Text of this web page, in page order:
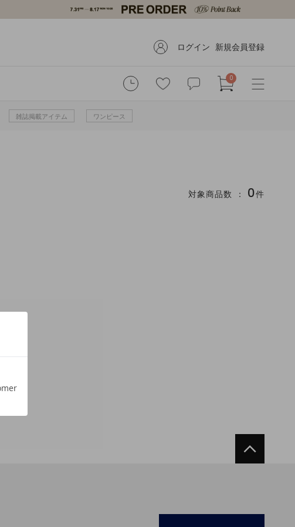
ログイン 新規会員登録
0
雑誌掲載アイテム ワンピース
対象商品数 ： 0件